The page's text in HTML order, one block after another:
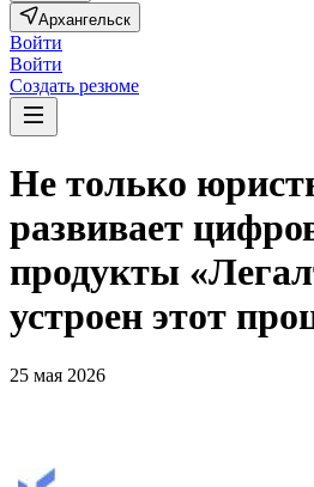
Архангельск
Войти
Войти
Создать резюме
Не только
развивает
продукты
устроен этот
25 мая 2026